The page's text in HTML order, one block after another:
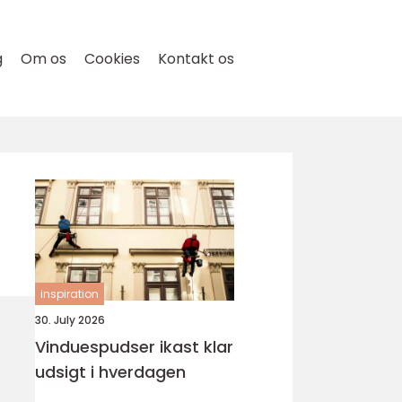
Om os Cookies Kontakt os
inspiration
30. July 2026
Vinduespudser ikast klar
udsigt i hverdagen